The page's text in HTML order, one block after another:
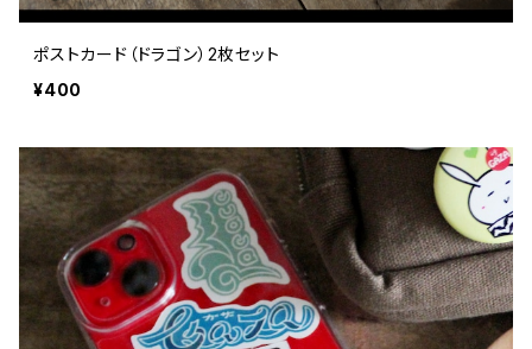
ポストカード（ドラゴン）2枚セット
¥400